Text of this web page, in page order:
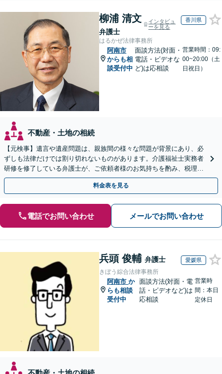
柳浦 清文
弁護士
インタビュ
ーを見る
香川県
はるかぜ法律事務所
阿南市
からも相
談受付中
面談方法(対面・
電話・ビデオな
ど)は応相談
営業時間：09:
00~20:00（土
日祝日）
不動産・土地の相続
【元検事】遺言や遺産問題は、親族間の様々な問題が背景にあり、必
ずしも法律だけでは割り切れないものがあります。介護福祉士実務者
研修を修了している弁護士が、ご依頼者様のお気持ちを酌み、税理士
など他士業とも密接に連携しながら丁寧に対応いたします。
料金表を見る
電話でお問い合わせ メールでお問い合わせ
兵頭 俊輔 弁護士 愛媛県
きぼう綜合法律事務所
阿南市 か
らも相談
受付中
面談方法(対面・電
話・ビデオなど)は
応相談
営業時
間：本日
定休日